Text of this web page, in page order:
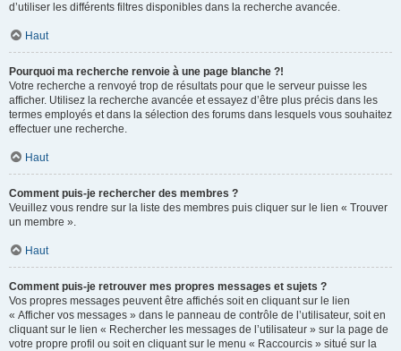
d’utiliser les différents filtres disponibles dans la recherche avancée.
Haut
Pourquoi ma recherche renvoie à une page blanche ?!
Votre recherche a renvoyé trop de résultats pour que le serveur puisse les
afficher. Utilisez la recherche avancée et essayez d’être plus précis dans les
termes employés et dans la sélection des forums dans lesquels vous souhaitez
effectuer une recherche.
Haut
Comment puis-je rechercher des membres ?
Veuillez vous rendre sur la liste des membres puis cliquer sur le lien « Trouver
un membre ».
Haut
Comment puis-je retrouver mes propres messages et sujets ?
Vos propres messages peuvent être affichés soit en cliquant sur le lien
« Afficher vos messages » dans le panneau de contrôle de l’utilisateur, soit en
cliquant sur le lien « Rechercher les messages de l’utilisateur » sur la page de
votre propre profil ou soit en cliquant sur le menu « Raccourcis » situé sur la